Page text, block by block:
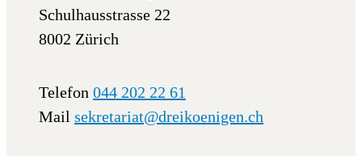
Schulhausstrasse 22
8002 Zürich
Telefon 044 202 22 61
Mail sekretariat@dreikoenigen.ch